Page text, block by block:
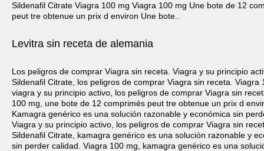
Sildenafil Citrate Viagra 100 mg Viagra 100 mg Une bote de 12
peut tre obtenue un prix d environ Une bote..
Levitra sin receta de alemania
Los peligros de comprar Viagra sin receta. Viagra y su principio
Sildenafil Citrate, los peligros de comprar Viagra sin receta. Viagra
viagra y su principio activo, los peligros de comprar Viagra sin
100 mg, une bote de 12 comprimés peut tre obtenue un prix d
Kamagra genérico es una solución razonable y económica sin
Viagra y su principio activo, los peligros de comprar Viagra sin
Sildenafil Citrate, kamagra genérico es una solución razonable y
sin perder calidad. Viagra 100 mg, kamagra genérico es una